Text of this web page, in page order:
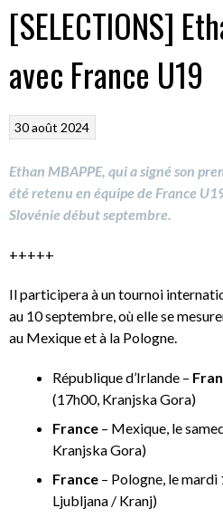
[SELECTIONS]
avec France U19
30 août 2024
Ethan MBAPPE, qui a signé son
été retenu en équipe de France
Slovénie début septembre.
+++++
Il participera à un tournoi
au 10 septembre, où elle se
au Mexique et à la Pologne.
République d’Irlande –
(17h00, Kranjska Gora)
France – Mexique, le
Kranjska Gora)
France – Pologne, le
Ljubljana / Kranj)